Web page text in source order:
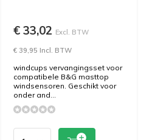
€ 33,02 Excl. BTW
€ 39,95 Incl. BTW
windcups vervangingsset voor
compatibele B&G masttop
windsensoren. Geschikt voor
onder and...